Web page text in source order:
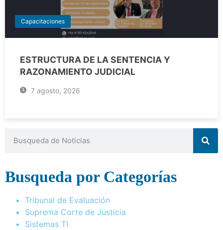
Capacitaciones
ESTRUCTURA DE LA SENTENCIA Y
RAZONAMIENTO JUDICIAL
7 agosto, 2026
Busqueda por Categorías
Tribunal de Evaluación
Suprema Corte de Justicia
Sistemas TI